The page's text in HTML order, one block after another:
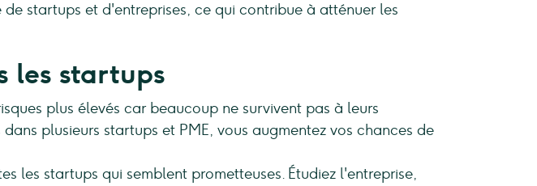
startups et d'entreprises, ce qui contribue à atténuer les
les startups
plus élevés car beaucoup ne survivent pas à leurs
plusieurs startups et PME, vous augmentez vos chances de
les startups qui semblent prometteuses. Étudiez l'entreprise,